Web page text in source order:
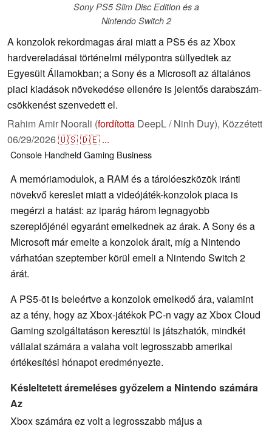
Sony PS5 Slim Disc Edition és a
Nintendo Switch 2
A konzolok rekordmagas árai miatt a PS5 és az Xbox
hardvereladásai történelmi mélypontra süllyedtek az
Egyesült Államokban; a Sony és a Microsoft az általános
piaci kiadások növekedése ellenére is jelentős darabszám-
csökkenést szenvedett el.
Rahim Amir Noorali (fordította DeepL / Ninh Duy), Közzétett
06/29/2026🇺🇸🇩🇪 ...
Console HandheldGaming Business
A memóriamodulok, a RAM és a tárolóeszközök iránti
növekvő kereslet miatt a videójáték-konzolok piaca is
megérzi a hatást: az iparág három legnagyobb
szereplőjénél egyaránt emelkednek az árak. A Sony és a
Microsoft már emelte a konzolok árait, míg a Nintendo
várhatóan szeptember körül emeli a Nintendo Switch 2
árát.
A PS5-öt is beleértve a konzolok emelkedő ára, valamint
az a tény, hogy az Xbox-játékok PC-n vagy az Xbox Cloud
Gaming szolgáltatáson keresztül is játszhatók, mindkét
vállalat számára a valaha volt legrosszabb amerikai
értékesítési hónapot eredményezte.
Késleltetett áremeléses győzelem a Nintendo számára
Az
Xbox számára ez volt a legrosszabb május a